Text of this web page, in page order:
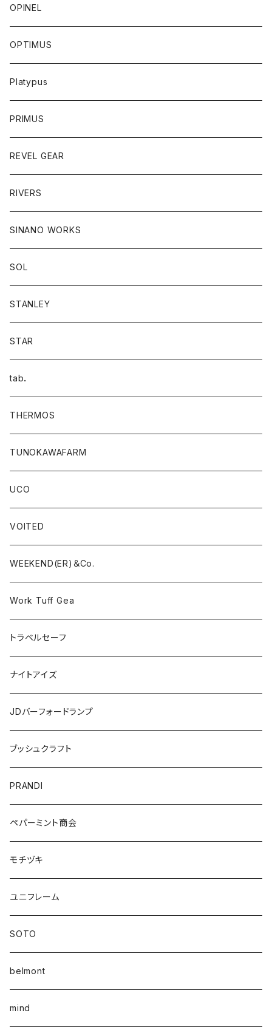
OPINEL
OPTIMUS
Platypus
PRIMUS
REVEL GEAR
RIVERS
SINANO WORKS
SOL
STANLEY
STAR
tab．
THERMOS
TUNOKAWAFARM
UCO
VOITED
WEEKEND(ER)＆Co.
Work Tuff Gea
トラベルセーフ
ナイトアイズ
JDバーフォードランプ
ブッシュクラフト
PRANDI
ペパーミント商会
モチヅキ
ユニフレーム
SOTO
belmont
mind